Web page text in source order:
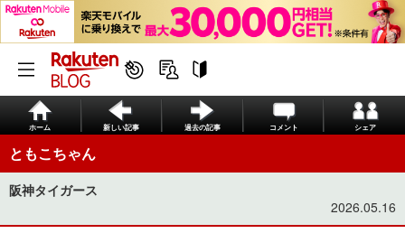
ホーム 新しい記事 過去の記事 コメント シェア
ともこちゃん
阪神タイガース
2026.05.16